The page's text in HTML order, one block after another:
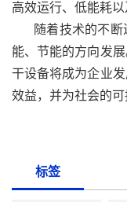
高效运行、低能耗以
随着技术的不
能、节能的方向发
干设备将成为企业
效益，并为社会的可
标签